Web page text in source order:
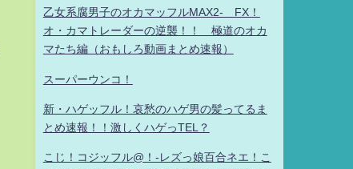
乙女系腐男子のオカマッフルMAX2- FX！
オ・カマトレーダーの逆襲！！ 極道のオカ
マたち編（おもしろ動画まとめ速報）
スーパーウンコ！
新・ハゲッフル！哀愁のハゲ男の髪ってるま
とめ速報！！激しくハゲっTEL？
こじ！コジッフル@！-レズっ娘百合ネエ！こ